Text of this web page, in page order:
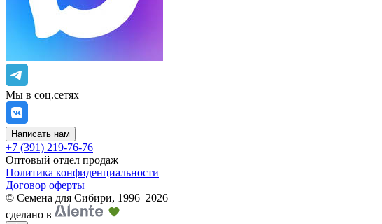
Мы в соц.сетях
Написать нам
+7 (391) 219-76-76
Оптовый отдел продаж
Политика конфиденциальности
Договор оферты
© Семена для Сибири, 1996–2026
сделано в